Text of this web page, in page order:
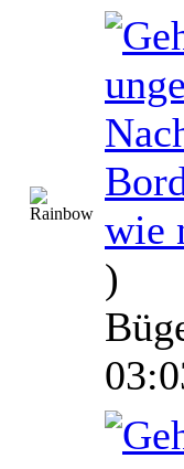
wie
)